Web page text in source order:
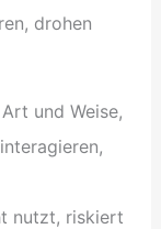
drohen
und Weise,
nutzt, riskiert